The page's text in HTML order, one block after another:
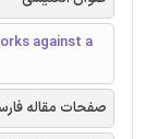
against a
صفحات مقاله